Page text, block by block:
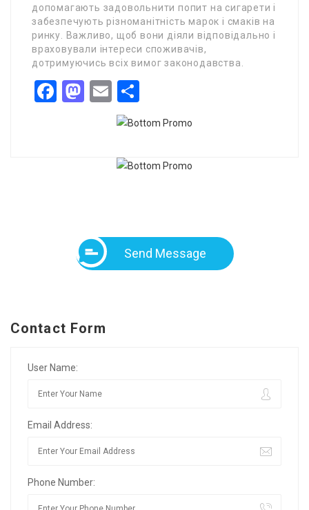
допомагають задовольнити попит на сигарети і
забезпечують різноманітність марок і смаків на
ринку. Важливо, щоб вони діяли відповідально і
враховували інтереси споживачів,
дотримуючись всіх вимог законодавства.
Facebook
Mastodon
Email
Send Message
Contact Form
User Name:
Email Address:
Phone Number: